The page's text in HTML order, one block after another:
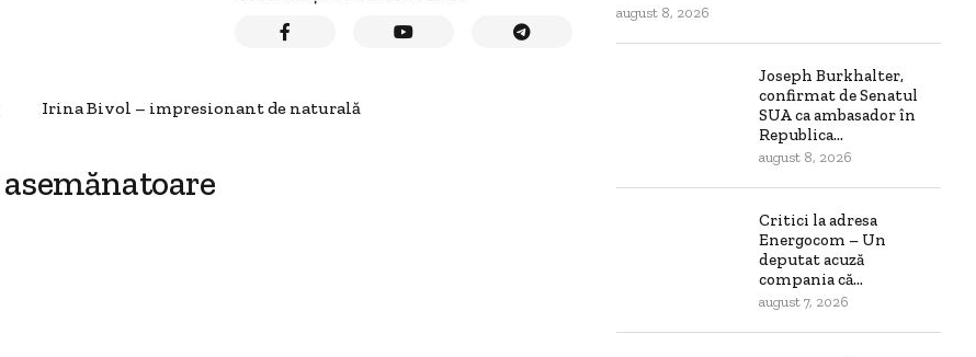
Irina Bivol – impresionant de naturală
august 8, 2026
Joseph Burkhalter,
confirmat de Senatul
SUA ca ambasador în
Republica...
august 8, 2026
Critici la adresa
Energocom – Un
deputat acuză
compania că...
august 7, 2026